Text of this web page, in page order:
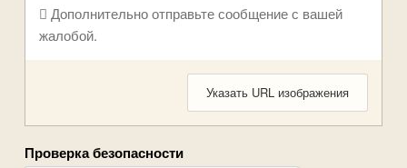
Дополнительно отправьте сообщение с вашей
жалобой.
Указать URL изображения
Проверка безопасности